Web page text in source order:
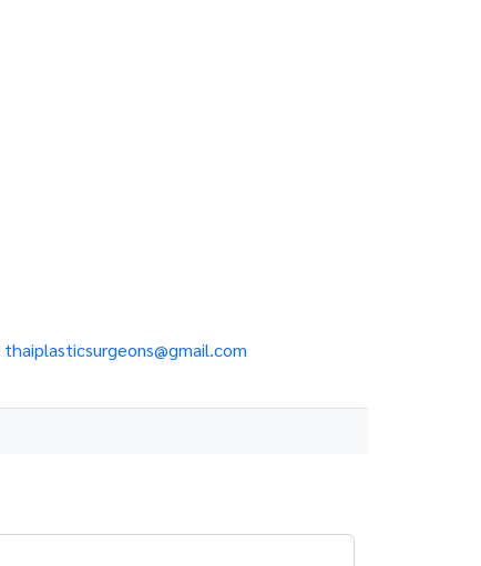
thaiplasticsurgeons@gmail.com